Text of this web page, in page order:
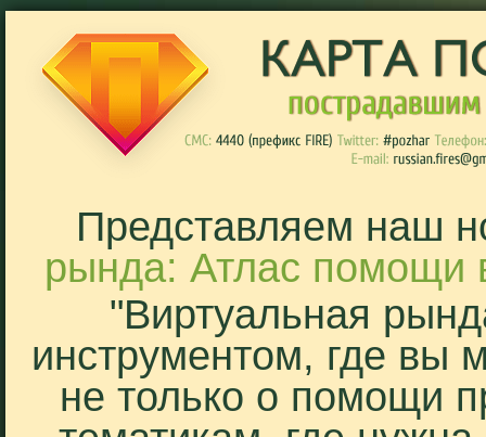
Представляем наш
рында: Атлас помощи
"Виртуальная
инструментом, где вы
не только о помощи